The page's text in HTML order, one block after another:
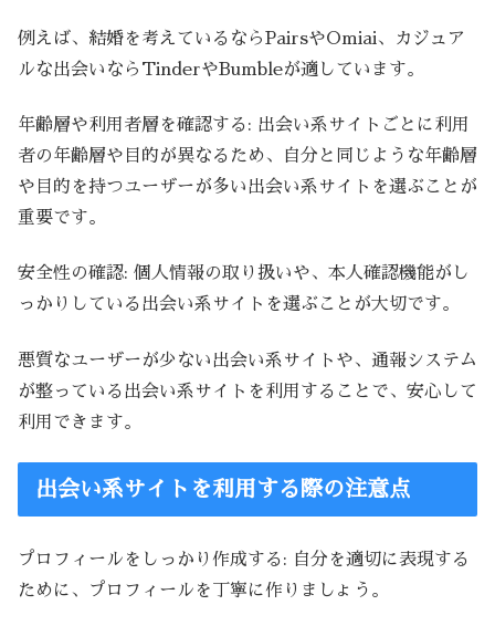
例えば、結婚を考えているならPairsやOmiai、カジュア
ルな出会いならTinderやBumbleが適しています。
年齢層や利用者層を確認する: 出会い系サイトごとに利用
者の年齢層や目的が異なるため、自分と同じような年齢層
や目的を持つユーザーが多い出会い系サイトを選ぶことが
重要です。
安全性の確認: 個人情報の取り扱いや、本人確認機能がし
っかりしている出会い系サイトを選ぶことが大切です。
悪質なユーザーが少ない出会い系サイトや、通報システム
が整っている出会い系サイトを利用することで、安心して
利用できます。
出会い系サイトを利用する際の注意点
プロフィールをしっかり作成する: 自分を適切に表現する
ために、プロフィールを丁寧に作りましょう。